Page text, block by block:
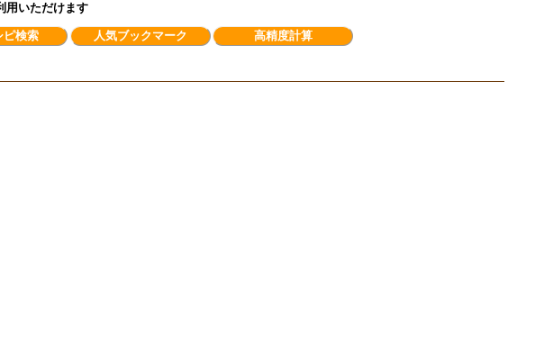
用いただけます
ピ検索 人気ブックマーク
高精度計算